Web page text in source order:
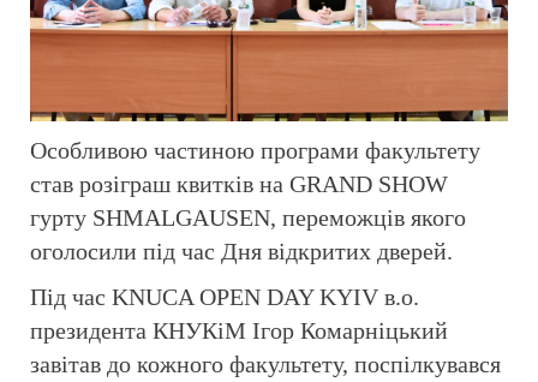
Особливою частиною програми факультету
став розіграш квитків на GRAND SHOW
гурту SHMALGAUSEN, переможців якого
оголосили під час Дня відкритих дверей.
Під час KNUCA OPEN DAY KYIV в.о.
президента КНУКіМ Ігор Комарніцький
завітав до кожного факультету, поспілкувався